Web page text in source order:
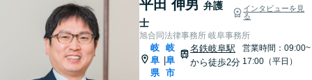
平田 伸男 弁護
士
インタビューを見
る
旭合同法律事務所 岐阜事務所
岐
阜
県
|
岐
阜
市
名鉄岐阜駅
から徒歩2分
営業時間：09:00~
17:00（平日）